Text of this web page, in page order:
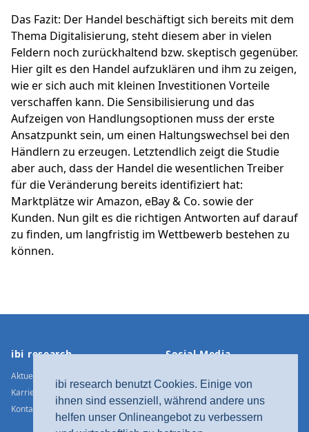
ibi research benutzt Cookies. Einige von
ihnen sind essenziell, während andere uns
helfen unser Onlineangebot zu verbessern
Das Fazit: Der Handel beschäftigt sich bereits mit dem
Thema Digitalisierung, steht diesem aber in vielen
Feldern noch zurückhaltend bzw. skeptisch gegenüber.
Hier gilt es den Handel aufzuklären und ihm zu zeigen,
wie er sich auch mit kleinen Investitionen Vorteile
verschaffen kann. Die Sensibilisierung und das
Aufzeigen von Handlungsoptionen muss der erste
Ansatzpunkt sein, um einen Haltungswechsel bei den
Händlern zu erzeugen. Letztendlich zeigt die Studie
aber auch, dass der Handel die wesentlichen Treiber
für die Veränderung bereits identifiziert hat:
Marktplätze wir Amazon, eBay & Co. sowie der
Kunden. Nun gilt es die richtigen Antworten auf darauf
zu finden, um langfristig im Wettbewerb bestehen zu
können.
ibi research
Aktuelle Meldungen
Karriere
Kontakt / Anfahrt
Social Media
YouTube